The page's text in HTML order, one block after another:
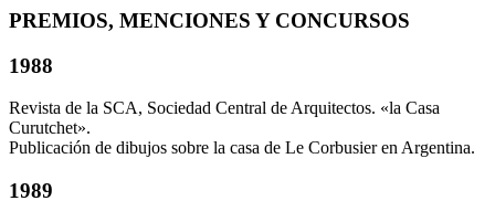
PREMIOS, MENCIONES Y CONCURSOS
1988
Revista de la SCA, Sociedad Central de Arquitectos. «la Casa
Curutchet».
Publicación de dibujos sobre la casa de Le Corbusier en Argentina.
1989